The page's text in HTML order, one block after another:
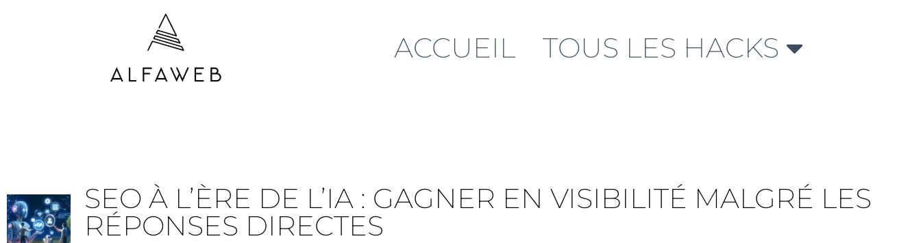
ACCUEIL TOUS LES HACKS
SEO À L’ÈRE DE L’IA : GAGNER EN VISIBILITÉ MALGRÉ LES
RÉPONSES DIRECTES